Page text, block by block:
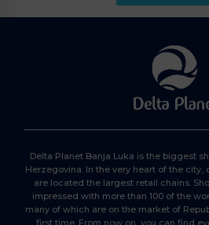
Delta Planet Banja Luka is the biggest
Herzegovina. In the very heart of the city,
are located the largest retail chains.
impressed with more than 100 of the
many of which are on the market of
first time. From now on, you can find